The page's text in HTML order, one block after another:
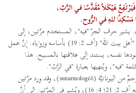
هَيْكَلاً مُقَدَّسًا في الرَّبّ،
للهِ في الرُّوح.
يشير حرف الجرّ "فيه"، المستخدم مرَّتين، إلى
المسيح؛ وعبارة "البناء كلُّه، إلى "أهل بيت الله" (أف 2: 19) بأساسه وزواياه. إنَّ عمل
نفسه، يستند إلى علاقتها بالمسيح. هذا
فعل "يتماسك" (أف 2: 21) مُترجمٌ من اليونانيَّة (sunarmologéô)، وقد ورد مرَّتين
فقط في كلّ العهد الجديد (راجع أف 2: 21؛ 4: 16)، ويُشير في المرَّتين إلى أنَّ